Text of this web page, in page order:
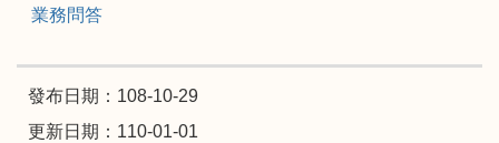
業務問答
發布日期：108-10-29
更新日期：110-01-01